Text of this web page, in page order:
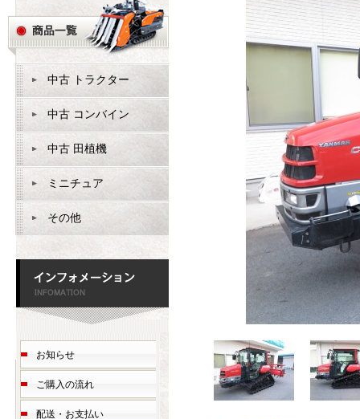
中古 トラクター
中古 コンバイン
中古 田植機
ミニチュア
その他
お知らせ
ご購入の流れ
配送・お支払い